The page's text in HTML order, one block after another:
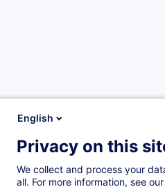
Blocs de
English
Privacy on this
We collect and process your
all. For more information, see